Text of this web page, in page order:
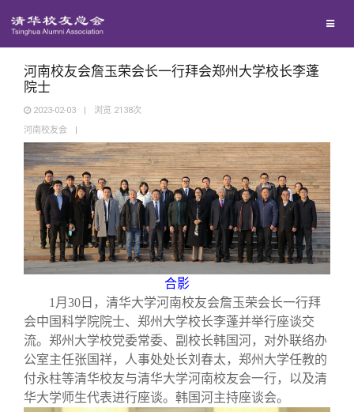
地区联络
年级联络
院系校友工作
专业委员会
兴趣群体
西南联大校友会
回馈母校
捐赠项目
捐赠新闻
捐赠纪事
捐赠方法
义工计划
媒体平台
《清华校友通讯》
《水木清华》
我要订阅
新媒体平台
百年清华
清华人物
清华故事
青春风采
校友文苑
校友讲坛
校友服务
终身学习
信息化服务
三创大赛
实用信息
校友总会
总会简介
会长致辞
总会章程
关闭
河南校友会詹玉荣会长一行拜会郑州大学校长李蓬
院士
2023-02-03 | 浏览 2138次
河南校友会
|
合影
1 月 30 日，清华大学河南校友会詹玉荣会长一行拜
会中国科学院院士、郑州大学校长李蓬并举行座谈交
流。郑州大学校党委常委、副校长韩国河，对外联络办
公室主任张国祥，人事处处长刘春太，郑州大学任教的
付永柱等清华校友与清华大学河南校友会一行，以及清
华大学师生代表进行座谈。韩国河主持座谈会。